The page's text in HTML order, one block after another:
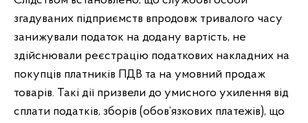
згадуваних підприємств впродовж тривалого часу
занижували податок на додану вартість, не
здійснювали реєстрацію податкових накладних на
покупців платників ПДВ та на умовний продаж
товарів. Такі дії призвели до умисного ухилення від
сплати податків, зборів (обов’язкових платежів), що